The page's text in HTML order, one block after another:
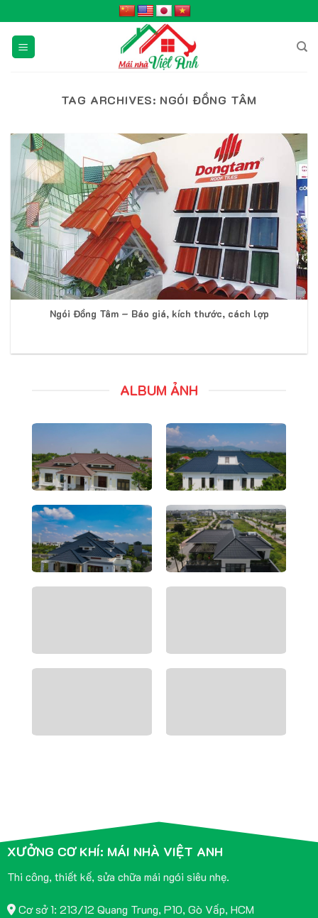
to
content
TAG ARCHIVES: NGÓI ĐỒNG TÂM
Ngói Đồng Tâm – Báo giá, kích thước, cách lợp
ALBUM ẢNH
XƯỞNG CƠ KHÍ: MÁI NHÀ VIỆT ANH
Thi công, thiết kế, sửa chữa mái ngói siêu nhẹ.
Cơ sở 1: 213/12 Quang Trung, P10, Gò Vấp, HCM